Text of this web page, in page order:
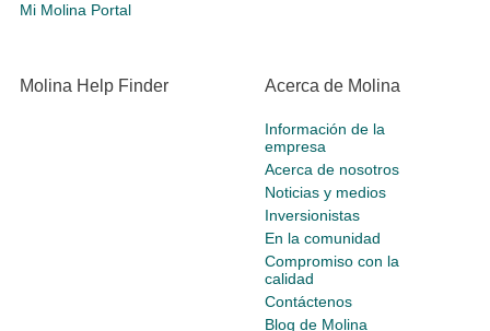
Mi Molina Portal
Molina Help Finder Acerca de Molina
Información de la
empresa
Acerca de nosotros
Noticias y medios
Inversionistas
En la comunidad
Compromiso con la
calidad
Contáctenos
Blog de Molina